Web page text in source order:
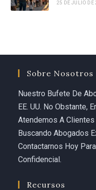
way to the top, and
emergency, do not
Carolina Curbelo. She
God bless her and
25 DE JULIO DE
Sobre Nosotros
Nuestro Bufete De
EE. UU. No Obstante,
Atendemos A
Buscando Abogados
Contactarnos Hoy
Confidencial.
Recursos